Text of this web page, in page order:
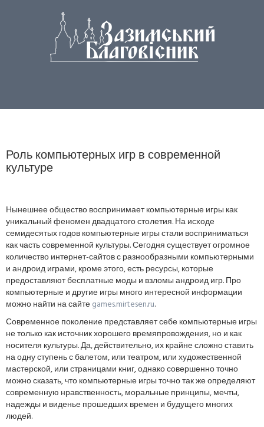
Роль компьютерных игр в современной
культуре
Нынешнее общество воспринимает компьютерные игры как
уникальный феномен двадцатого столетия. На исходе
семидесятых годов компьютерные игры стали восприниматься
как часть современной культуры. Сегодня существует огромное
количество интернет-сайтов с разнообразными компьютерными
и андроид играми, кроме этого, есть ресурсы, которые
предоставляют бесплатные моды и взломы андроид игр. Про
компьютерные и другие игры много интересной информации
можно найти на сайтеgames.mirtesen.ru.
Современное поколение представляет себе компьютерные игры
не только как источник хорошего времяпровождения, но и как
носителя культуры. Да, действительно, их крайне сложно ставить
на одну ступень с балетом, или театром, или художественной
мастерской, или страницами книг, однако совершенно точно
можно сказать, что компьютерные игры точно так же определяют
современную нравственность, моральные принципы, мечты,
надежды и виденье прошедших времен и будущего многих
людей.